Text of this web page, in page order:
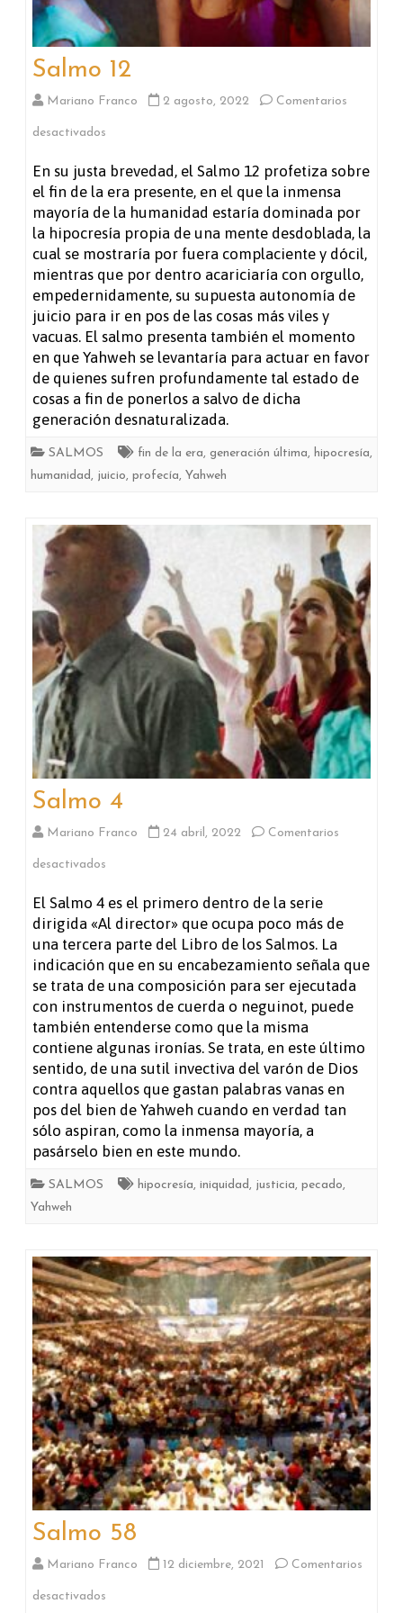
Salmo 12
Mariano Franco 2 agosto, 2022 Comentarios
desactivados
Salmo
12
En su justa brevedad, el Salmo 12 profetiza sobre
el fin de la era presente, en el que la inmensa
mayoría de la humanidad estaría dominada por
la hipocresía propia de una mente desdoblada, la
cual se mostraría por fuera complaciente y dócil,
mientras que por dentro acariciaría con orgullo,
empedernidamente, su supuesta autonomía de
juicio para ir en pos de las cosas más viles y
vacuas. El salmo presenta también el momento
en que Yahweh se levantaría para actuar en favor
de quienes sufren profundamente tal estado de
cosas a fin de ponerlos a salvo de dicha
generación desnaturalizada.
SALMOS fin de la era, generación última, hipocresía,
humanidad, juicio, profecía, Yahweh
Salmo 4
Mariano Franco 24 abril, 2022 Comentarios
desactivados
Salmo
4
El Salmo 4 es el primero dentro de la serie
dirigida «Al director» que ocupa poco más de
una tercera parte del Libro de los Salmos. La
indicación que en su encabezamiento señala que
se trata de una composición para ser ejecutada
con instrumentos de cuerda o neguinot, puede
también entenderse como que la misma
contiene algunas ironías. Se trata, en este último
sentido, de una sutil invectiva del varón de Dios
contra aquellos que gastan palabras vanas en
pos del bien de Yahweh cuando en verdad tan
sólo aspiran, como la inmensa mayoría, a
pasárselo bien en este mundo.
SALMOS hipocresía, iniquidad, justicia, pecado,
Yahweh
Salmo 58
Mariano Franco 12 diciembre, 2021 Comentarios
desactivados